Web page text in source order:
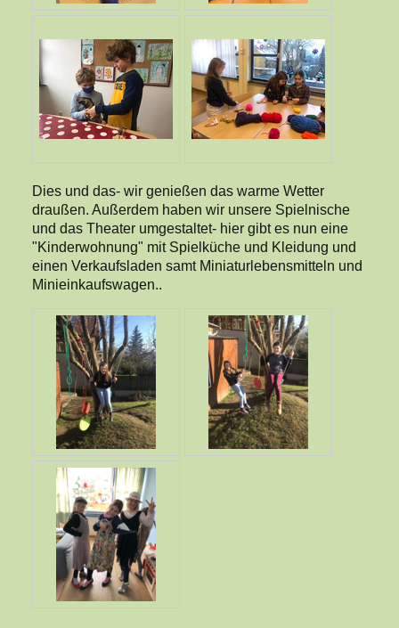
Dies und das- wir genießen das warme Wetter
draußen. Außerdem haben wir unsere Spielnische
und das Theater umgestaltet- hier gibt es nun eine
"Kinderwohnung" mit Spielküche und Kleidung und
einen Verkaufsladen samt Miniaturlebensmitteln und
Minieinkaufswagen..